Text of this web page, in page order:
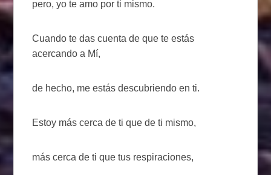
pero, yo te amo por ti mismo.
Cuando te das cuenta de que te estás
acercando a Mí,
de hecho, me estás descubriendo en ti.
Estoy más cerca de ti que de ti mismo,
más cerca de ti que tus respiraciones,